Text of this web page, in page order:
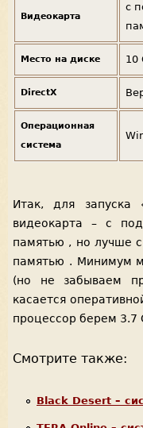
Видеокарта
с
Место на диске 10
DirectX
Операционная
система
Итак, для запуска
видеокарта – с
памятью , но лучше
памятью . Минимум
(но не забываем
касается
процессор берем 3.7
Смотрите также:
Black Desert –